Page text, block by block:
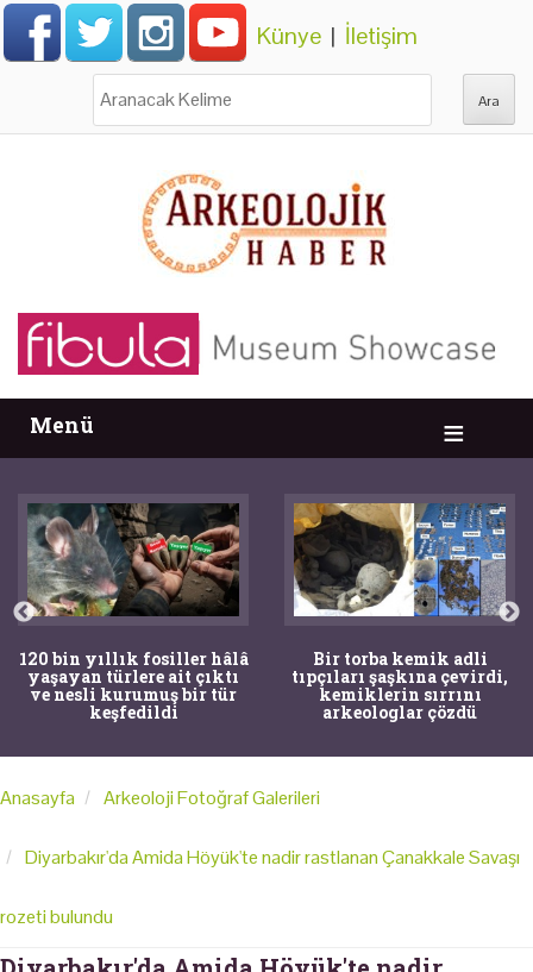
Künye | İletişim
Menü
120 bin yıllık fosiller hâlâ
yaşayan türlere ait çıktı
ve nesli kurumuş bir tür
keşfedildi
Bir torba kemik adli
tıpçıları şaşkına çevirdi,
kemiklerin sırrını
arkeologlar çözdü
Anasayfa Arkeoloji Fotoğraf Galerileri
Diyarbakır'da Amida Höyük'te nadir rastlanan Çanakkale Savaşı
rozeti bulundu